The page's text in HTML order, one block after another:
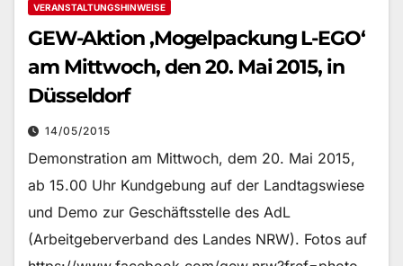
VERANSTALTUNGSHINWEISE
GEW-Aktion ‚Mogelpackung L-EGO‘
am Mittwoch, den 20. Mai 2015, in
Düsseldorf
14/05/2015
Demonstration am Mittwoch, dem 20. Mai 2015,
ab 15.00 Uhr Kundgebung auf der Landtagswiese
und Demo zur Geschäftsstelle des AdL
(Arbeitgeberverband des Landes NRW). Fotos auf